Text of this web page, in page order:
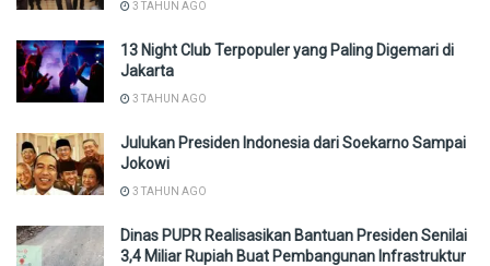
3 TAHUN AGO
13 Night Club Terpopuler yang Paling Digemari di
Jakarta
3 TAHUN AGO
Julukan Presiden Indonesia dari Soekarno Sampai
Jokowi
3 TAHUN AGO
Dinas PUPR Realisasikan Bantuan Presiden Senilai
3,4 Miliar Rupiah Buat Pembangunan Infrastruktur